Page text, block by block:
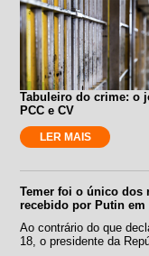
Tabuleiro do crime: o
PCC e CV
LER MAIS
Temer foi o único dos
recebido por Putin em
Ao contrário do que
18, o presidente da